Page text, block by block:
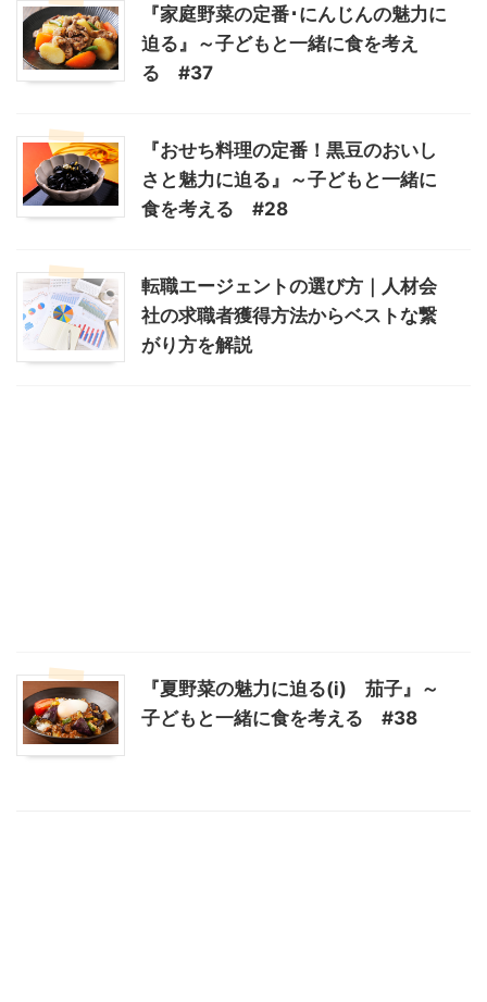
『家庭野菜の定番･にんじんの魅力に
迫る』～子どもと一緒に食を考え
る #37
『おせち料理の定番！黒豆のおいし
さと魅力に迫る』～子どもと一緒に
食を考える #28
転職エージェントの選び方｜人材会
社の求職者獲得方法からベストな繋
がり方を解説
『夏野菜の魅力に迫る(ⅰ) 茄子』～
子どもと一緒に食を考える #38